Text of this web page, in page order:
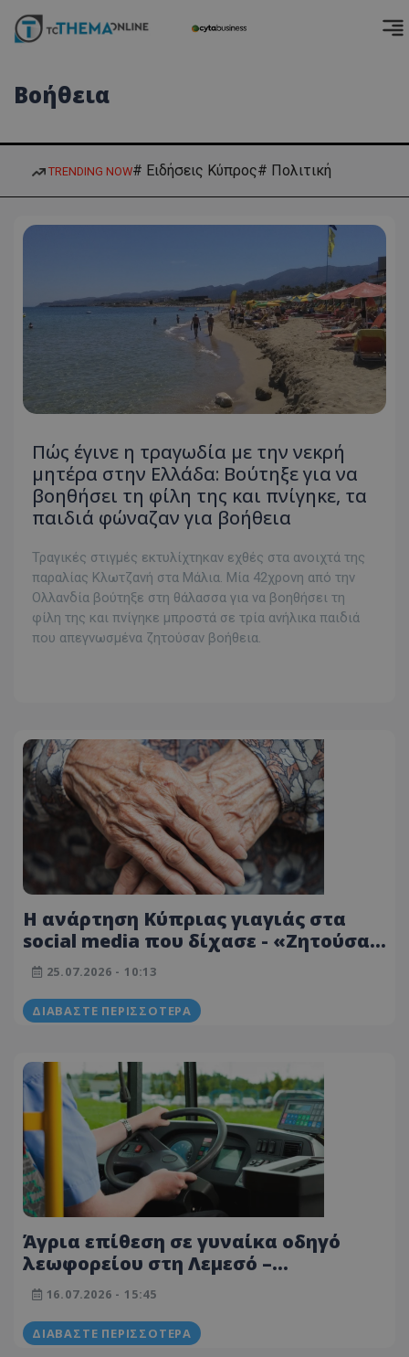
Βοήθεια
TRENDING NOW# Ειδήσεις Κύπρος# Πολιτική
Πώς έγινε η τραγωδία με την νεκρή
μητέρα στην Ελλάδα: Βούτηξε για να
βοηθήσει τη φίλη της και πνίγηκε, τα
παιδιά φώναζαν για βοήθεια
Τραγικές στιγμές εκτυλίχτηκαν εχθές στα ανοιχτά της
παραλίας Κλωτζανή στα Μάλια. Μία 42χρονη από την
Ολλανδία βούτηξε στη θάλασσα για να βοηθήσει τη
φίλη της και πνίγηκε μπροστά σε τρία ανήλικα παιδιά
που απεγνωσμένα ζητούσαν βοήθεια.
Η ανάρτηση Κύπριας γιαγιάς στα
social media που δίχασε - «Ζητούσα
βοήθεια...»
25.07.2026 - 10:13
ΔΙΑΒΆΣΤΕ ΠΕΡΙΣΣΌΤΕΡΑ
Άγρια επίθεση σε γυναίκα οδηγό
λεωφορείου στη Λεμεσό –
«Χειροπέδες» στον δράστη με τη
βοήθεια των επιβατών
16.07.2026 - 15:45
ΔΙΑΒΆΣΤΕ ΠΕΡΙΣΣΌΤΕΡΑ